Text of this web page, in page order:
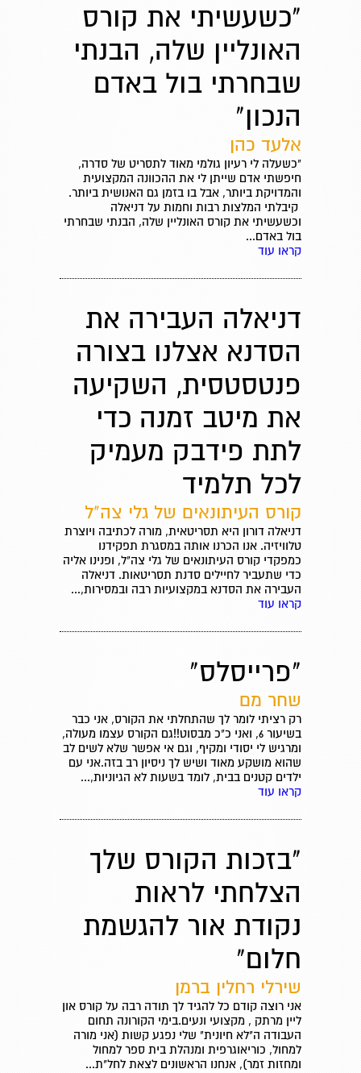
"כשעשיתי את קורס
האונליין שלה, הבנתי
שבחרתי בול באדם
הנכון"
אלעד כהן
"כשעלה לי רעיון גולמי מאוד לתסריט של סדרה,
חיפשתי אדם שייתן לי את ההכוונה המקצועית
והמדויקת ביותר, אבל בו בזמן גם האנושית ביותר.
קיבלתי המלצות רבות וחמות על דניאלה
וכשעשיתי את קורס האונליין שלה, הבנתי שבחרתי
בול באדם...
קראו עוד
דניאלה העבירה את
הסדנא אצלנו בצורה
פנטסטסית, השקיעה
את מיטב זמנה כדי
לתת פידבק מעמיק
לכל תלמיד
קורס העיתונאים של גלי צה"ל
דניאלה דורון היא תסריטאית, מורה לכתיבה ויוצרת
טלוויזיה. אנו הכרנו אותה במסגרת תפקידנו
כמפקדי קורס העיתונאים של גלי צה"ל, ופנינו אליה
כדי שתעביר לחיילים סדנת תסריטאות. דניאלה
העבירה את הסדנא במקצועיות רבה ובמסירות,...
קראו עוד
"פרייסלס"
שחר מם
רק רציתי לומר לך שהתחלתי את הקורס, אני כבר
בשיעור 6, ואני כ"כ מבסוט!!גם הקורס עצמו מעולה,
ומרגיש לי יסודי ומקיף, וגם אי אפשר שלא לשים לב
שהוא מושקע מאוד ושיש לך ניסיון רב בזה.אני עם
ילדים קטנים בבית, לומד בשעות לא הגיוניות,...
קראו עוד
"בזכות הקורס שלך
הצלחתי לראות
נקודת אור להגשמת
חלום"
שירלי רחלין ברמן
אני רוצה קודם כל להגיד לך תודה רבה על קורס און
ליין מרתק , מקצועי ונעים.בימי הקורונה תחום
העבודה ה"לא חיונית" שלי נפגע קשות (אני מורה
למחול, כוריאוגרפית ומנהלת בית ספר למחול
ומחזות זמר), אנחנו הראשונים לצאת לחל"ת...